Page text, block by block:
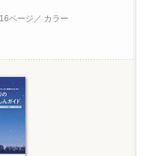
ページ／ カラー